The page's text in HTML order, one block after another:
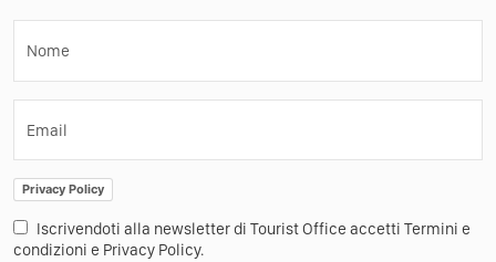
Nome
Email
Privacy Policy
Iscrivendoti alla newsletter di Tourist Office accetti Termini e
condizioni e Privacy Policy.